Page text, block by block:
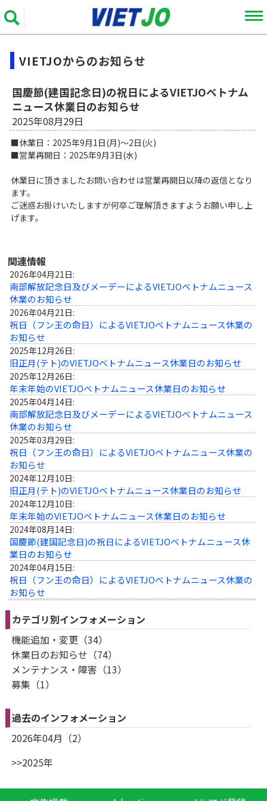
VIETJOからのお知らせ
国慶節(建国記念日)の祝日によるVIETJOベトナム
ニュース休業日のお知らせ
2025年08月29日
■休業日：2025年9月1日(月)～2日(火)
■営業再開日：2025年9月3日(水)
休業日に頂きましたお問い合わせは営業再開日以降の返信となり
ます。
ご迷惑お掛けいたしますが何卒ご理解頂きますようお願い申し上
げます。
関連情報
2026年04月21日:
南部解放記念日及びメーデーによるVIETJOベトナムニュース
休業のお知らせ
2026年04月21日:
祝日（フン王の命日）によるVIETJOベトナムニュース休業の
お知らせ
2025年12月26日:
旧正月(テト)のVIETJOベトナムニュース休業日のお知らせ
2025年12月26日:
年末年始のVIETJOベトナムニュース休業日のお知らせ
2025年04月14日:
南部解放記念日及びメーデーによるVIETJOベトナムニュース
休業のお知らせ
2025年03月29日:
祝日（フン王の命日）によるVIETJOベトナムニュース休業の
お知らせ
2024年12月10日:
旧正月(テト)のVIETJOベトナムニュース休業日のお知らせ
2024年12月10日:
年末年始のVIETJOベトナムニュース休業日のお知らせ
2024年08月14日:
国慶節(建国記念日)の祝日によるVIETJOベトナムニュース休
業日のお知らせ
2024年04月15日:
祝日（フン王の命日）によるVIETJOベトナムニュース休業の
お知らせ
カテゴリ別インフォメーション
機能追加・変更（34）
休業日のお知らせ（74）
メンテナンス・障害（13）
募集（1）
過去のインフォメーション
2026年04月（2）
>>2025年